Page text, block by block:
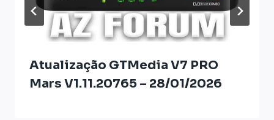
Atualização GTMedia V7 PRO
Mars V1.11.20765 – 28/01/2026